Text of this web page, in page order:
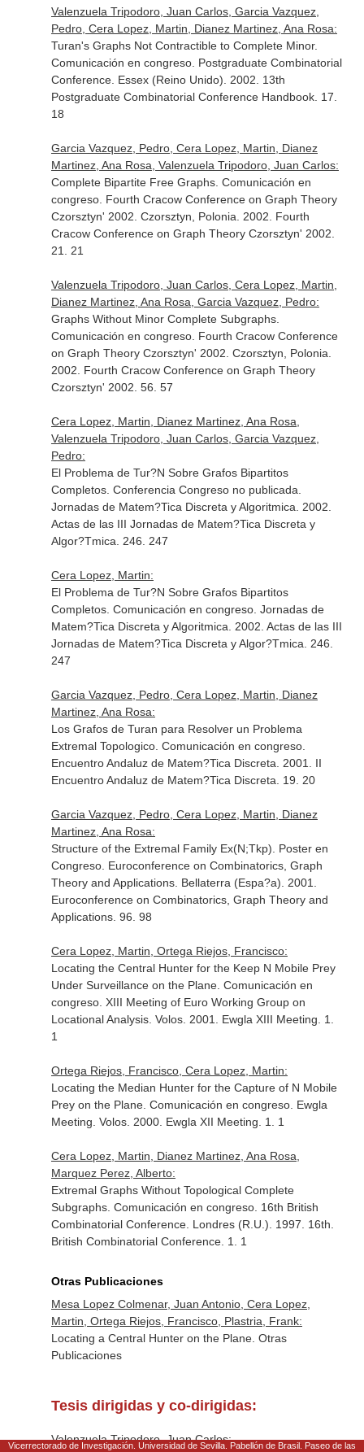
Valenzuela Tripodoro, Juan Carlos, Garcia Vazquez,
Pedro, Cera Lopez, Martin, Dianez Martinez, Ana Rosa:
Turan's Graphs Not Contractible to Complete Minor.
Comunicación en congreso. Postgraduate Combinatorial
Conference. Essex (Reino Unido). 2002. 13th
Postgraduate Combinatorial Conference Handbook. 17.
18
Garcia Vazquez, Pedro, Cera Lopez, Martin, Dianez
Martinez, Ana Rosa, Valenzuela Tripodoro, Juan Carlos:
Complete Bipartite Free Graphs. Comunicación en
congreso. Fourth Cracow Conference on Graph Theory
Czorsztyn' 2002. Czorsztyn, Polonia. 2002. Fourth
Cracow Conference on Graph Theory Czorsztyn' 2002.
21. 21
Valenzuela Tripodoro, Juan Carlos, Cera Lopez, Martin,
Dianez Martinez, Ana Rosa, Garcia Vazquez, Pedro:
Graphs Without Minor Complete Subgraphs.
Comunicación en congreso. Fourth Cracow Conference
on Graph Theory Czorsztyn' 2002. Czorsztyn, Polonia.
2002. Fourth Cracow Conference on Graph Theory
Czorsztyn' 2002. 56. 57
Cera Lopez, Martin, Dianez Martinez, Ana Rosa,
Valenzuela Tripodoro, Juan Carlos, Garcia Vazquez,
Pedro:
El Problema de Tur?N Sobre Grafos Bipartitos
Completos. Conferencia Congreso no publicada.
Jornadas de Matem?Tica Discreta y Algoritmica. 2002.
Actas de las III Jornadas de Matem?Tica Discreta y
Algor?Tmica. 246. 247
Cera Lopez, Martin:
El Problema de Tur?N Sobre Grafos Bipartitos
Completos. Comunicación en congreso. Jornadas de
Matem?Tica Discreta y Algoritmica. 2002. Actas de las III
Jornadas de Matem?Tica Discreta y Algor?Tmica. 246.
247
Garcia Vazquez, Pedro, Cera Lopez, Martin, Dianez
Martinez, Ana Rosa:
Los Grafos de Turan para Resolver un Problema
Extremal Topologico. Comunicación en congreso.
Encuentro Andaluz de Matem?Tica Discreta. 2001. II
Encuentro Andaluz de Matem?Tica Discreta. 19. 20
Garcia Vazquez, Pedro, Cera Lopez, Martin, Dianez
Martinez, Ana Rosa:
Structure of the Extremal Family Ex(N;Tkp). Poster en
Congreso. Euroconference on Combinatorics, Graph
Theory and Applications. Bellaterra (Espa?a). 2001.
Euroconference on Combinatorics, Graph Theory and
Applications. 96. 98
Cera Lopez, Martin, Ortega Riejos, Francisco:
Locating the Central Hunter for the Keep N Mobile Prey
Under Surveillance on the Plane. Comunicación en
congreso. XIII Meeting of Euro Working Group on
Locational Analysis. Volos. 2001. Ewgla XIII Meeting. 1.
1
Ortega Riejos, Francisco, Cera Lopez, Martin:
Locating the Median Hunter for the Capture of N Mobile
Prey on the Plane. Comunicación en congreso. Ewgla
Meeting. Volos. 2000. Ewgla XII Meeting. 1. 1
Cera Lopez, Martin, Dianez Martinez, Ana Rosa,
Marquez Perez, Alberto:
Extremal Graphs Without Topological Complete
Subgraphs. Comunicación en congreso. 16th British
Combinatorial Conference. Londres (R.U.). 1997. 16th.
British Combinatorial Conference. 1. 1
Otras Publicaciones
Mesa Lopez Colmenar, Juan Antonio, Cera Lopez,
Martin, Ortega Riejos, Francisco, Plastria, Frank:
Locating a Central Hunter on the Plane. Otras
Publicaciones
Tesis dirigidas y co-dirigidas:
Valenzuela Tripodoro, Juan Carlos:
Vicerrectorado de Investigación. Universidad de Sevilla. Pabellón de Brasil. Paseo de las